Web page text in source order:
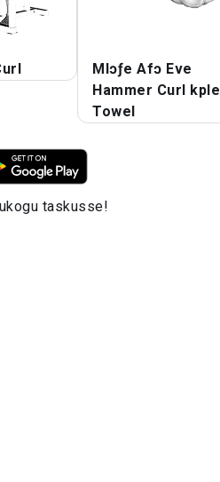
Mlɔƒe Afɔ Eve
Hammer Curl kple
Towel
taskusse!